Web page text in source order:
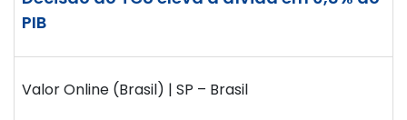
PIB
Valor Online (Brasil) | SP – Brasil